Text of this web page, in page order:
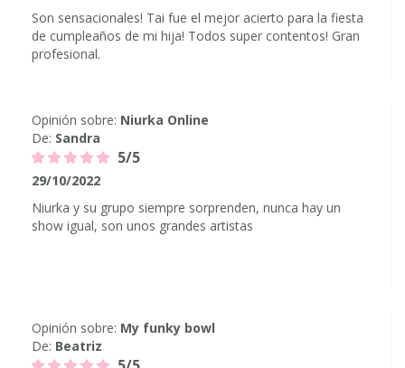
Son sensacionales! Tai fue el mejor acierto para la fiesta
de cumpleaños de mi hija! Todos super contentos! Gran
profesional.
Opinión sobre: Niurka Online
De: Sandra
5/5
29/10/2022
Niurka y su grupo siempre sorprenden, nunca hay un
show igual, son unos grandes artistas
Opinión sobre: My funky bowl
De: Beatriz